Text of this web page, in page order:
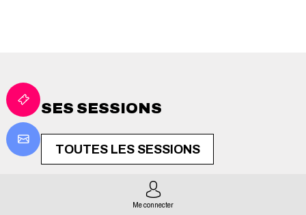
SES SESSIONS
TOUTES LES SESSIONS
Me connecter